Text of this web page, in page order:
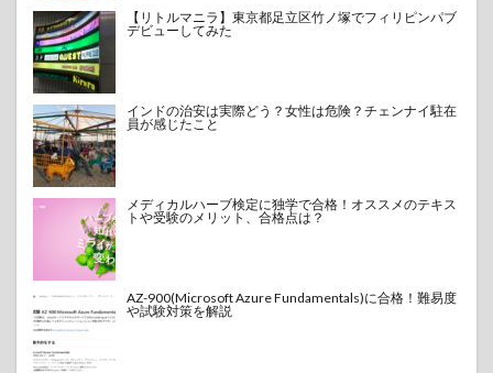
【リトルマニラ】東京都足立区竹ノ塚でフィリピンパブ
デビューしてみた
インドの治安は実際どう？女性は危険？チェンナイ駐在
員が感じたこと
メディカルハーブ検定に独学で合格！オススメのテキス
トや受験のメリット、合格点は？
AZ-900(Microsoft Azure Fundamentals)に合格！難易度
や試験対策を解説